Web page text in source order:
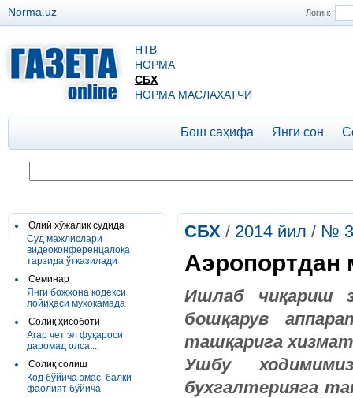
Логин:
Norma.uz
НТВ
НОРМА
СБХ
НОРМА МАСЛАХАТЧИ
Бош саҳифа Янги сон
Олий хўжалик судида
Суд мажлислари
видеоконференцалоқа
тарзида ўтказилади
Семинар
Янги божхона кодекси
лойиҳаси муҳокамада
Солиқ ҳисоботи
Агар чет эл фуқароси
даромад олса...
Солиқ солиш
Код бўйича эмас, балки
фаолият бўйича
СБХ / 2014 йил / №
Аэропортдан
Ишлаб чиқариш
бошқарув
ташқарига
Ушбу
бухгалтерияга